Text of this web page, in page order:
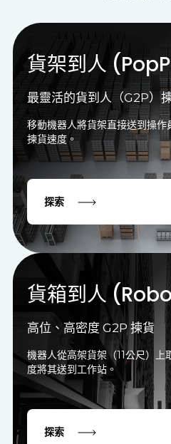
貨架到人
最靈活的貨到人（G2P）
移動機器人將貨架直接送到操
揀貨速度。
探索
貨箱到人
高位、高密度 G2P 揀貨
機器人從高架貨架（11公尺）上
度將其送到工作站。
探索